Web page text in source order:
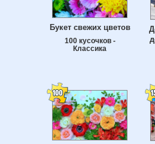
Букет свежих цветов
100 кусочков -
Классика